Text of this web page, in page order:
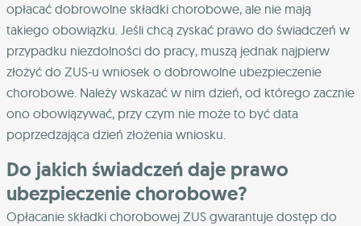
opłacać dobrowolne składki chorobowe, ale nie mają
takiego obowiązku. Jeśli chcą zyskać prawo do świadczeń w
przypadku niezdolności do pracy, muszą jednak najpierw
złożyć do ZUS-u wniosek o dobrowolne ubezpieczenie
chorobowe. Należy wskazać w nim dzień, od którego zacznie
ono obowiązywać, przy czym nie może to być data
poprzedzająca dzień złożenia wniosku.
Do jakich świadczeń daje prawo
ubezpieczenie chorobowe?
Opłacanie składki chorobowej ZUS gwarantuje dostęp do